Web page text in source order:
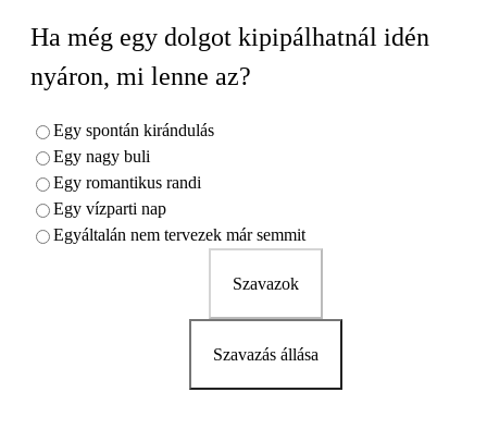
Ha még egy dolgot kipipálhatnál idén
nyáron, mi lenne az?
Egy spontán kirándulás
Egy nagy buli
Egy romantikus randi
Egy vízparti nap
Egyáltalán nem tervezek már semmit
Szavazok
Szavazás állása